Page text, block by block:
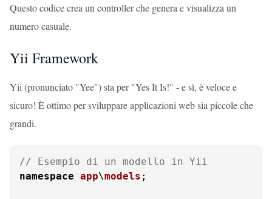
Questo codice crea un controller che genera e visualizza un
numero casuale.
Yii Framework
Yii (pronunciato "Yee") sta per "Yes It Is!" - e sì, è veloce e
sicuro! È ottimo per sviluppare applicazioni web sia piccole che
grandi.
// Esempio di un modello in Yii
namespace app\models ;